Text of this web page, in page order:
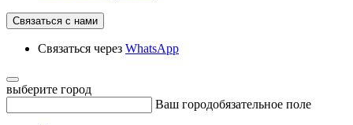
Связаться с нами
Связаться через WhatsApp
выберите город
Ваш городобязательное поле